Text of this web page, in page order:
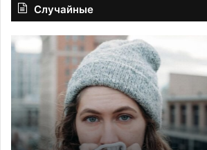
Случайные
Лечение
зависимости
клиниках
Германии:
современные
методики,
этапы
08.07.2026
Лечение зависимости в